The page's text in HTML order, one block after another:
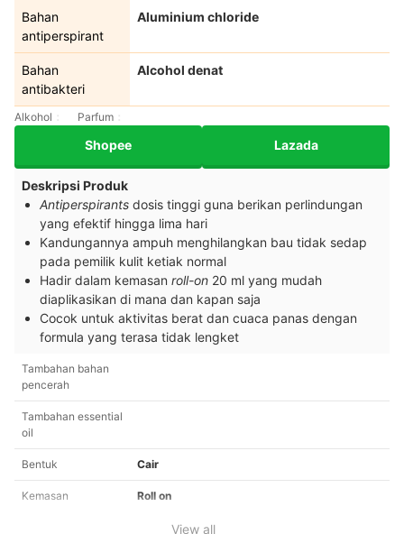
Bahan
antiperspirant
Aluminium chloride
Bahan
antibakteri
Alcohol denat
Alkohol Parfum
Shopee Lazada
Deskripsi Produk
Antiperspirants dosis tinggi guna berikan perlindungan
yang efektif hingga lima hari
Kandungannya ampuh menghilangkan bau tidak sedap
pada pemilik kulit ketiak normal
Hadir dalam kemasan roll-on 20 ml yang mudah
diaplikasikan di mana dan kapan saja
Cocok untuk aktivitas berat dan cuaca panas dengan
formula yang terasa tidak lengket
Tambahan bahan
pencerah
Tambahan essential
oil
Bentuk Cair
Kemasan Roll on
View all